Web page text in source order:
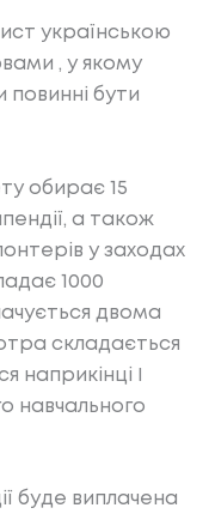
українською
, у якому
бути
обирає 15
а також
у заходах
1000
двома
складається
наприкінці І
навчального
буде виплачена